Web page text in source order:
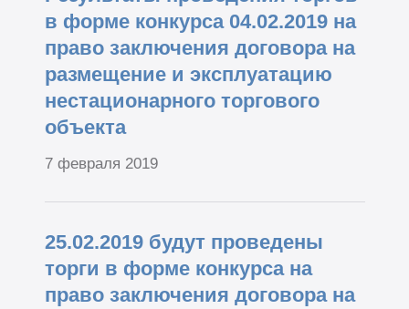
в форме конкурса 04.02.2019 на
право заключения договора на
размещение и эксплуатацию
нестационарного торгового
объекта
7 февраля 2019
25.02.2019 будут проведены
торги в форме конкурса на
право заключения договора на